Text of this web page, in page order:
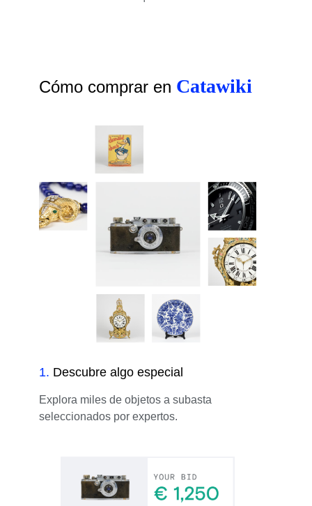
Cómo comprar en Catawiki
1. Descubre algo especial
Explora miles de objetos a subasta
seleccionados por expertos.